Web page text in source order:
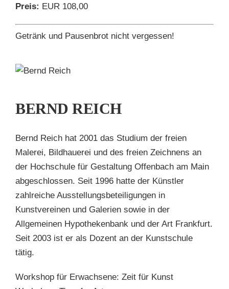
Preis: EUR 108,00
Getränk und Pausenbrot nicht vergessen!
BERND REICH
Bernd Reich hat 2001 das Studium der freien
Malerei, Bildhauerei und des freien Zeichnens an
der Hochschule für Gestaltung Offenbach am Main
abgeschlossen. Seit 1996 hatte der Künstler
zahlreiche Ausstellungsbeteiligungen in
Kunstvereinen und Galerien sowie in der
Allgemeinen Hypothekenbank und der Art Frankfurt.
Seit 2003 ist er als Dozent an der Kunstschule
tätig.
Workshop für Erwachsene: Zeit für Kunst